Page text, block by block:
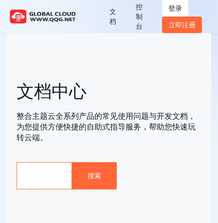
文
档
控
制
台
登录
立即注册
文档中心
整合主题云全系列产品的常见使用问题与开发文档，
为您提供方便快捷的自助式指导服务，帮助您快速玩
转云端。
搜索